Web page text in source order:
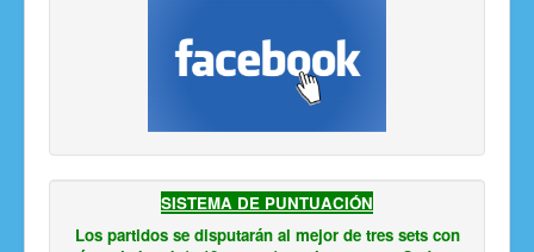
SISTEMA DE PUNTUACIÓN
Los partidos se disputarán al mejor de tres sets con